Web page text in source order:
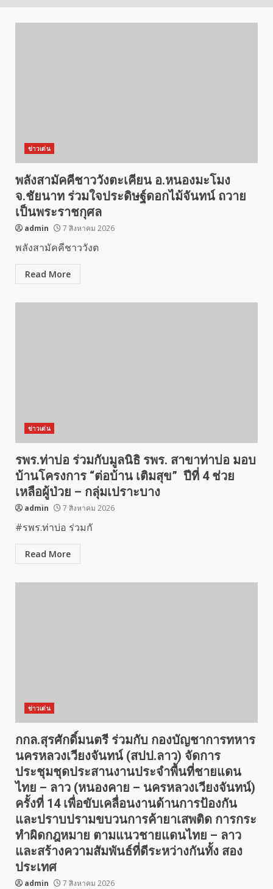
ข่าวเด่น
พลังสามัคคีชาววังตะเคียน อ.หนองมะโมง
จ.ชัยนาท ร่วมใจประดิษฐ์ดอกไม้จันทน์ ถวาย
เป็นพระราชกุศล
admin 7 สิงหาคม 2026
พลังสามัคคีชาววังต
Read More
ข่าวเด่น
รพร.ท่าบ่อ ร่วมกับมูลนิธิ รพร. สาขาท่าบ่อ มอบ
บ้านโครงการ “ต่อบ้าน เติมสุข” ปีที่ 4 ช่วย
เหลือผู้ป่วย – กลุ่มเปราะบาง
admin 7 สิงหาคม 2026
#รพร.ท่าบ่อ ร่วมกั
Read More
ข่าวเด่น
กกล.สุรศักดิ์มนตรี ร่วมกับ กองบัญชาการทหาร
นครหลวงเวียงจันทน์ (สปป.ลาว) จัดการ
ประชุมชุดประสานงานประจำพื้นที่ชายแดน
ไทย – ลาว (หนองคาย – นครหลวงเวียงจันทน์)
ครั้งที่ 14 เพื่อขับเคลื่อนงานด้านการป้องกัน
และปราบปรามขบวนการค้ายาเสพติด การกระ
ทำผิดกฎหมาย ตามแนวชายแดนไทย – ลาว
และสร้างความสัมพันธ์ที่ดีระหว่างกันทั้ง สอง
ประเทศ
admin 7 สิงหาคม 2026